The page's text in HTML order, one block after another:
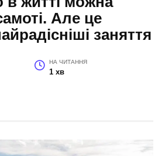
Але це
заняття
НА ЧИТАННЯ
1 хв